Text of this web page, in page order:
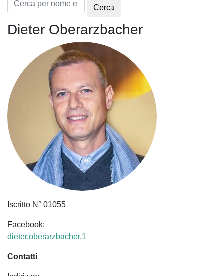
Cerca
Dieter Oberarzbacher
Iscritto N° 01055
Facebook:
dieter.oberarzbacher.1
Contatti